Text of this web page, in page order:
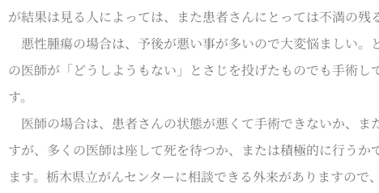
が結果は見る人によっては、また患者さんにとっては不満の残
悪性腫瘍の場合は、予後が悪い事が多いので大変悩ましい
の医師が「どうしようもない」とさじを投げたものでも手術
す。
医師の場合は、患者さんの状態が悪くて手術できないか、
すが、多くの医師は座して死を待つか、または積極的に行う
ます。栃木県立がんセンターに相談できる外来がありますので